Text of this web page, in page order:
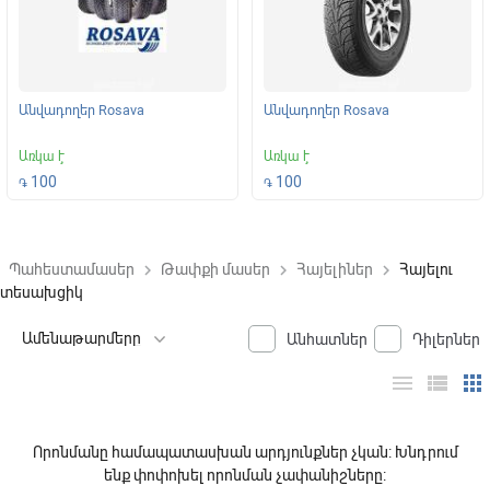
Անվադողեր Rosava
Առկա է
֏ 100
Անվադողեր Rosava
Առկա է
֏ 100
Պահեստամասեր keyboard_arrow_right Թափքի մասեր keyboard_arrow_right Հայելիներ keyboard_arrow_right Հայելու
տեսախցիկ
Անհատներ Դիլերներ
apps
view_list
menu
Որոնմանը համապատասխան արդյունքներ չկան: Խնդրում
ենք փոփոխել որոնման չափանիշները: